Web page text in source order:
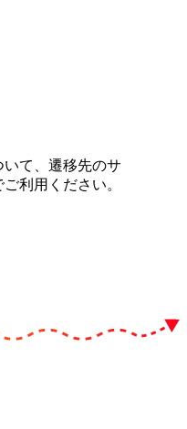
て、遷移先のサ
利用ください。